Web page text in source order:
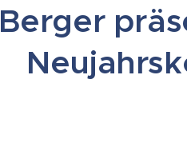
Berger